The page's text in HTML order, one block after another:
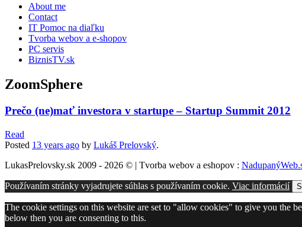
About me
Contact
IT Pomoc na diaľku
Tvorba webov a e-shopov
PC servis
BiznisTV.sk
ZoomSphere
Prečo (ne)mať investora v startupe – Startup Summit 2012
Read
Posted 13 years ago by Lukáš Prelovský.
LukasPrelovsky.sk 2009 - 2026 © | Tvorba webov a eshopov :
Používaním stránky vyjadrujete súhlas s používaním cookie. Viac informácií
The cookie settings on this website are set to "allow cookies" to give you the
below then you are consenting to this.